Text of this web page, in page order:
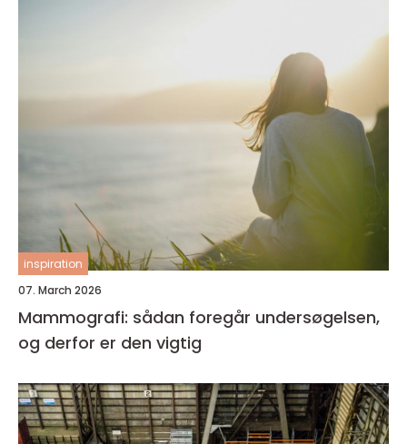
inspiration
07. March 2026
Mammografi: sådan foregår undersøgelsen,
og derfor er den vigtig